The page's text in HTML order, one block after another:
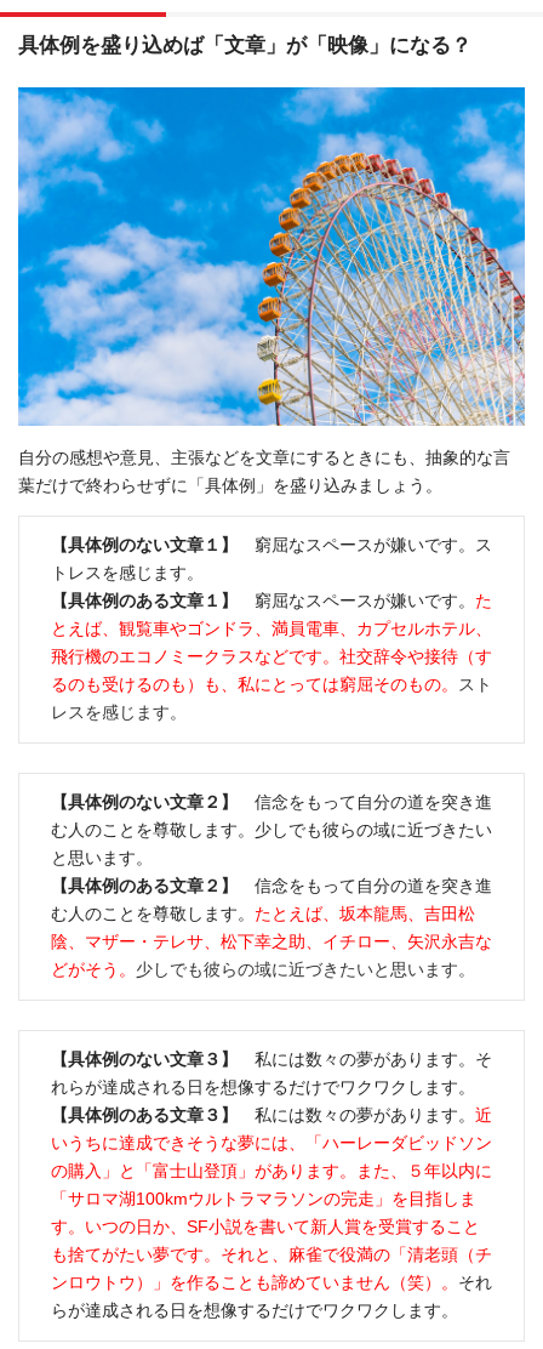
具体例を盛り込めば「文章」が「映像」になる？
自分の感想や意見、主張などを文章にするときにも、抽象的な言
葉だけで終わらせずに「具体例」を盛り込みましょう。
【具体例のない文章１】
窮屈なスペースが嫌いです。ス
トレスを感じます。
【具体例のある文章１】
窮屈なスペースが嫌いです。 た
とえば、観覧車やゴンドラ、満員電車、カプセルホテル、
飛行機のエコノミークラスなどです。社交辞令や接待（す
るのも受けるのも）も、私にとっては窮屈そのもの。 スト
レスを感じます。
【具体例のない文章２】
信念をもって自分の道を突き進
む人のことを尊敬します。少しでも彼らの域に近づきたい
と思います。
【具体例のある文章２】
信念をもって自分の道を突き進
む人のことを尊敬します。 たとえば、坂本龍馬、吉田松
陰、マザー・テレサ、松下幸之助、イチロー、矢沢永吉な
どがそう。 少しでも彼らの域に近づきたいと思います。
【具体例のない文章３】
私には数々の夢があります。そ
れらが達成される日を想像するだけでワクワクします。
【具体例のある文章３】
私には数々の夢があります。 近
いうちに達成できそうな夢には、「ハーレーダビッドソン
の購入」と「富士山登頂」があります。また、５年以内に
「サロマ湖100kmウルトラマラソンの完走」を目指しま
す。いつの日か、SF小説を書いて新人賞を受賞すること
も捨てがたい夢です。それと、麻雀で役満の「清老頭（チ
ンロウトウ）」を作ることも諦めていません（笑）。 それ
らが達成される日を想像するだけでワクワクします。